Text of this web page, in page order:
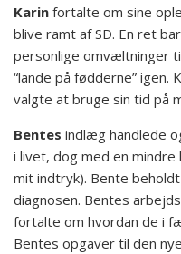
Karin fortalte om sine
blive ramt af SD. En ret
personlige omvæltninger
“lande på fødderne”
valgte at bruge sin tid på
Bentes indlæg handlede
i livet, dog med en
mit indtryk). Bente
diagnosen. Bentes
fortalte om hvordan de i
Bentes opgaver til den